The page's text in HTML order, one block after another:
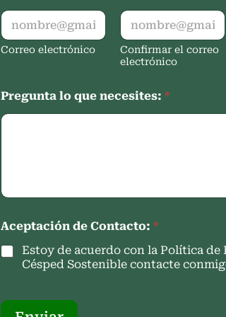
Correo electrónico
Confirmar el correo
electrónico
Pregunta lo que necesites: *
Aceptación de Contacto: *
Estoy de acuerdo con la Política
Césped Sostenible contacte